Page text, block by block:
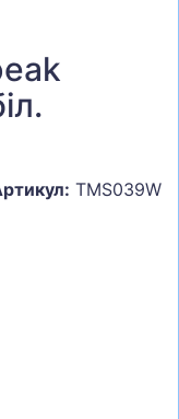
TMS039W